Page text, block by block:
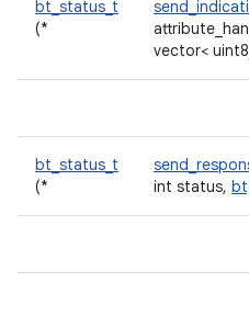
bt_status_t
(*
vector<
bt_status_t
(*
int status,